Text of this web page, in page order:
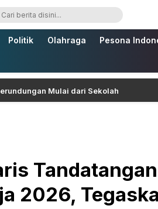
Politik Olahraga Pesona
Mulai dari Sekolah
2026,